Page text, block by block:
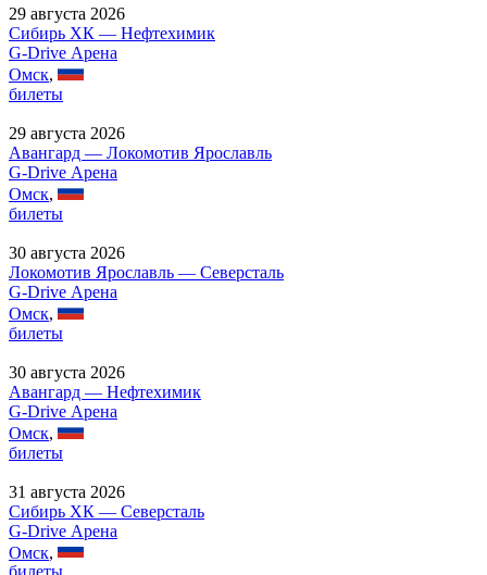
29 августа 2026
Сибирь ХК — Нефтехимик
G-Drive Арена
Омск,
билеты
29 августа 2026
Авангард — Локомотив Ярославль
G-Drive Арена
Омск,
билеты
30 августа 2026
Локомотив Ярославль — Северсталь
G-Drive Арена
Омск,
билеты
30 августа 2026
Авангард — Нефтехимик
G-Drive Арена
Омск,
билеты
31 августа 2026
Сибирь ХК — Северсталь
G-Drive Арена
Омск,